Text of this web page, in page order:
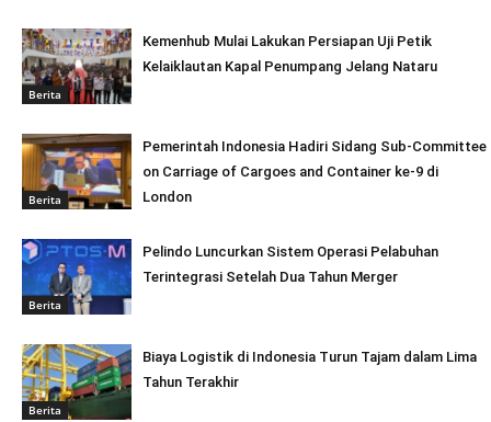
Berita
Kemenhub Mulai Lakukan Persiapan Uji Petik
Kelaiklautan Kapal Penumpang Jelang Nataru
Berita
Pemerintah Indonesia Hadiri Sidang Sub-Committee
on Carriage of Cargoes and Container ke-9 di
London
Berita
Pelindo Luncurkan Sistem Operasi Pelabuhan
Terintegrasi Setelah Dua Tahun Merger
Berita
Biaya Logistik di Indonesia Turun Tajam dalam Lima
Tahun Terakhir